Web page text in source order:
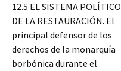
12.5 EL SISTEMA POLÍTICO
DE LA RESTAURACIÓN. El
principal defensor de los
derechos de la monarquía
borbónica durante el